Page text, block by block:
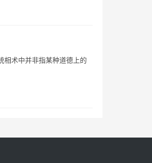
相术中并非指某种道德上的